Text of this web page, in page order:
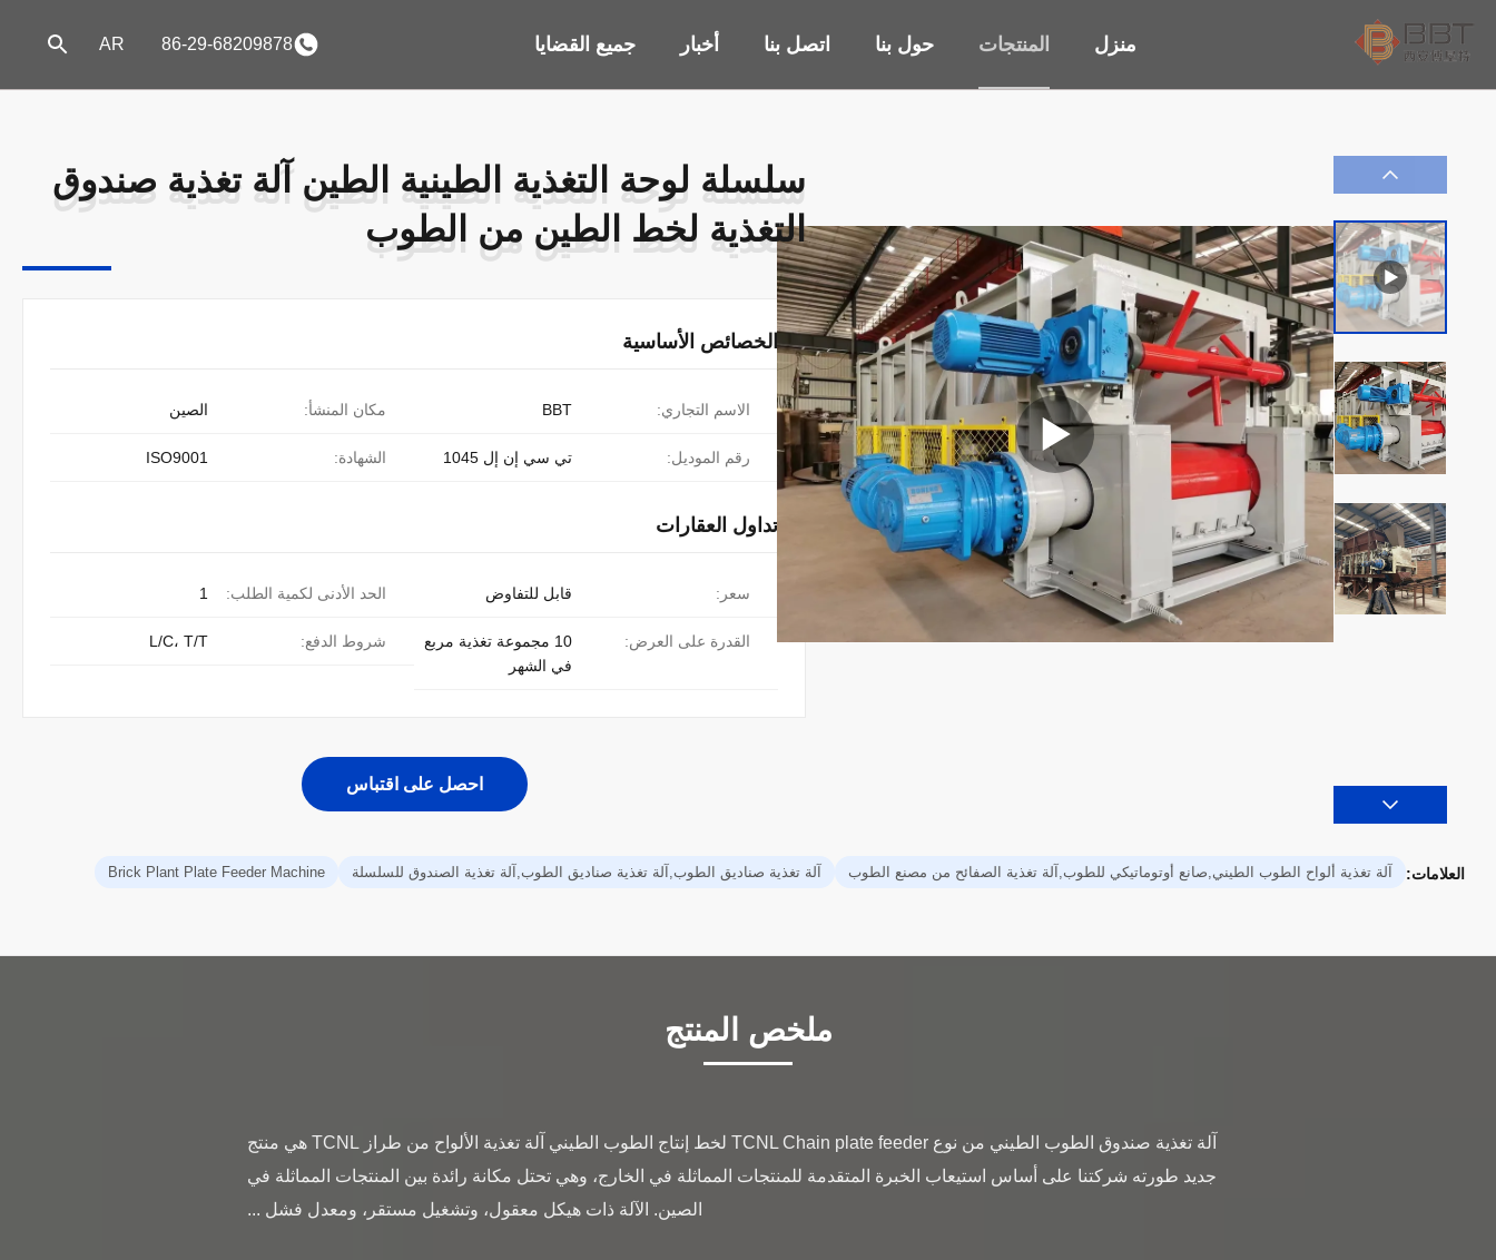
منزل المنتجات حول بنا اتصل بنا أخبار جميع القضايا 86-29-68209878
AR
سلسلة لوحة التغذية الطينية الطين آلة تغذية صندوق
التغذية لخط الطين من الطوب
سلسلة لوحة التغذية الطينية الطين آلة تغذية صندوق
التغذية لخط الطين من الطوب
الخصائص الأساسية
مكان المنشأ: الصين الاسم التجاري: BBT
الشهادة: ISO9001 رقم الموديل: تي سي إن إل 1045
تداول العقارات
الحد الأدنى لكمية الطلب: 1 سعر: قابل للتفاوض
شروط الدفع: L/C، T/T القدرة على العرض:
10 مجموعة تغذية مربع
في الشهر
احصل على اقتباس
العلامات: آلة تغذية ألواح الطوب الطيني,صانع أوتوماتيكي للطوب,آلة تغذية الصفائح من مصنع الطوب آلة تغذية صناديق الطوب,آلة تغذية صناديق الطوب,آلة تغذية الصندوق للسلسلة Brick Plant Plate Feeder Machine
ملخص المنتج
آلة تغذية صندوق الطوب الطيني من نوع TCNL Chain plate feeder لخط إنتاج الطوب الطيني آلة تغذية الألواح من طراز TCNL هي منتج
جديد طورته شركتنا على أساس استيعاب الخبرة المتقدمة للمنتجات المماثلة في الخارج، وهي تحتل مكانة رائدة بين المنتجات المماثلة في
الصين. الآلة ذات هيكل معقول، وتشغيل مستقر، ومعدل فشل ...